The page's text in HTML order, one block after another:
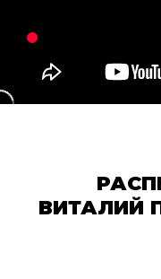
ВИТАЛИЙ